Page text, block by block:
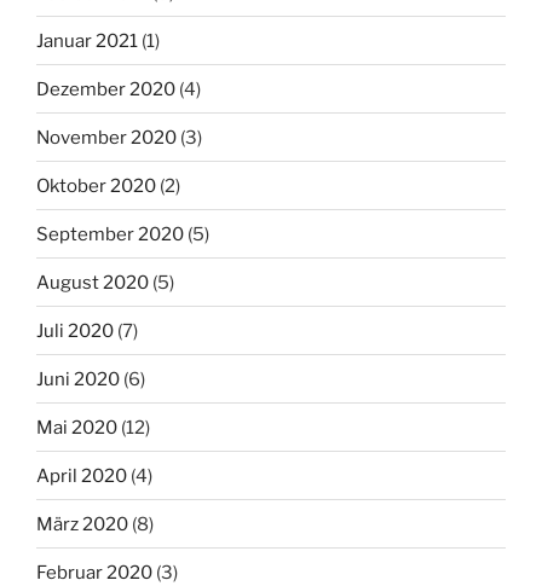
Januar 2021 (1)
Dezember 2020 (4)
November 2020 (3)
Oktober 2020 (2)
September 2020 (5)
August 2020 (5)
Juli 2020 (7)
Juni 2020 (6)
Mai 2020 (12)
April 2020 (4)
März 2020 (8)
Februar 2020 (3)